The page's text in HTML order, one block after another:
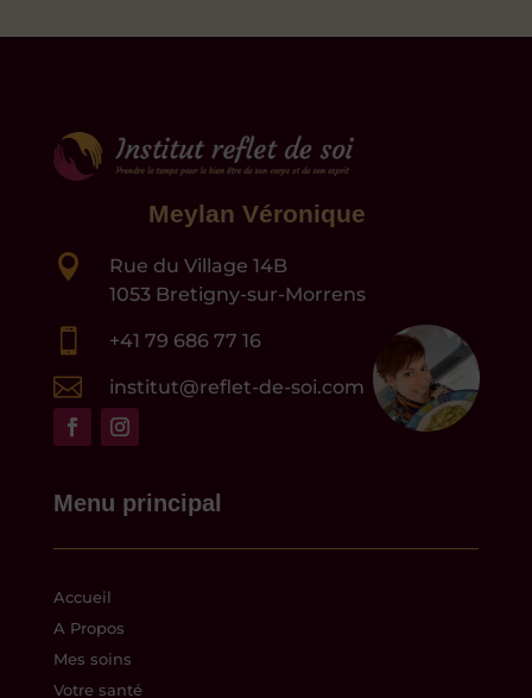
Meylan Véronique

Rue du Village 14B
1053 Bretigny-sur-Morrens
 +41 79 686 77 16
 institut@reflet-de-soi.com
Menu principal
Accueil
A Propos
Mes soins
Votre santé